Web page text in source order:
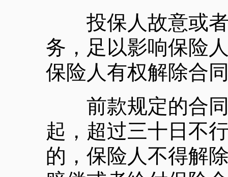
投保人故意或者
务，足以影响保险
保险人有权解除合
前款规定的合同
起，超过三十日不
的，保险人不得解